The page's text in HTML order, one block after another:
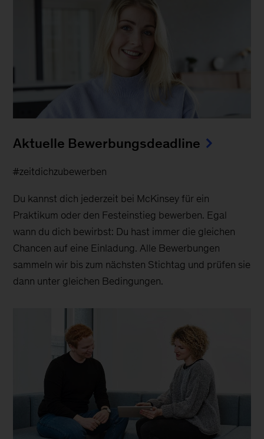
Aktuelle Bewerbungsdeadline
#zeitdichzubewerben
Du kannst dich jederzeit bei McKinsey für ein
Praktikum oder den Festeinstieg bewerben. Egal
wann du dich bewirbst: Du hast immer die gleichen
Chancen auf eine Einladung. Alle Bewerbungen
sammeln wir bis zum nächsten Stichtag und prüfen sie
dann unter gleichen Bedingungen.